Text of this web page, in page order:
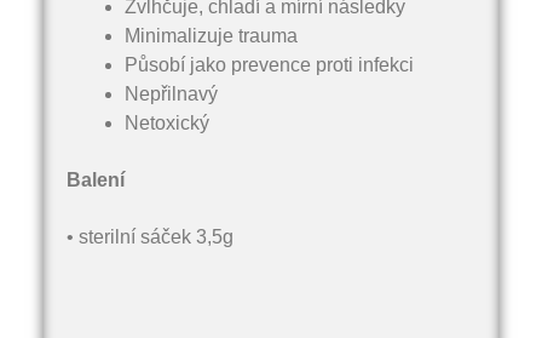
Zvlhčuje, chladí a mírní následky
Minimalizuje trauma
Působí jako prevence proti infekci
Nepřilnavý
Netoxický
Balení
• sterilní sáček 3,5g